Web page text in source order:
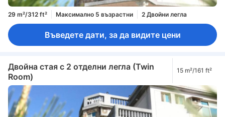
29 m²/312 ft² Максимално 5 възрастни 2 Двойни легла
Въведете дати, за да видите цени
Двойна стая с 2 отделни легла (Twin
Room)
15 m²/161 ft²